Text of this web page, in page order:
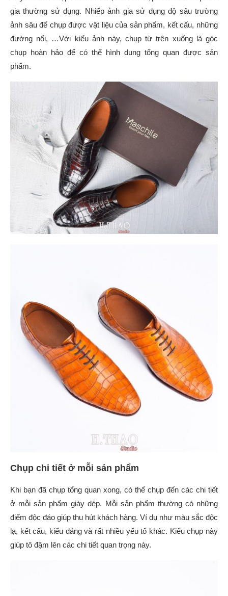
gia thường sử dụng. Nhiếp ảnh gia sử dụng độ sâu trường
ảnh sâu để chụp được vật liệu của sản phẩm, kết cấu, những
đường nối, …Với kiểu ảnh này, chụp từ trên xuống là góc
chụp hoàn hảo để có thể hình dung tổng quan được sản
phẩm.
Chụp chi tiết ở mỗi sản phẩm
Khi bạn đã chụp tổng quan xong, có thể chụp đến các chi tiết
ở mỗi sản phẩm giày dép. Mỗi sản phẩm thường có những
điểm độc đáo giúp thu hút khách hàng. Ví dụ như màu sắc độc
lạ, kết cấu, kiểu dáng và rất nhiều yếu tố khác. Kiểu chụp này
giúp tô đậm lên các chi tiết quan trọng này.